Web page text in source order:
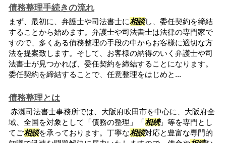
債務整理手続きの流れ
まず、最初に、弁護士や司法書士に相談し、委任契約を締結
することから始めます。弁護士や司法書士は法律の専門家で
すので、多くある債務整理の手段の中からお客様に適切な方
法を提案致します。そして、お客様の納得のいく弁護士や司
法書士が見つかれば、委任契約を締結することになります。
委任契約を締結することで、任意整理をはじめと...
債務整理とは
赤瀬司法書士事務所では、大阪府吹田市を中心に、大阪府全
域、全国を対象として「債務の整理」「相続」等を専門とし
てご相談を承っております。丁寧な相談対応と豊富な専門的